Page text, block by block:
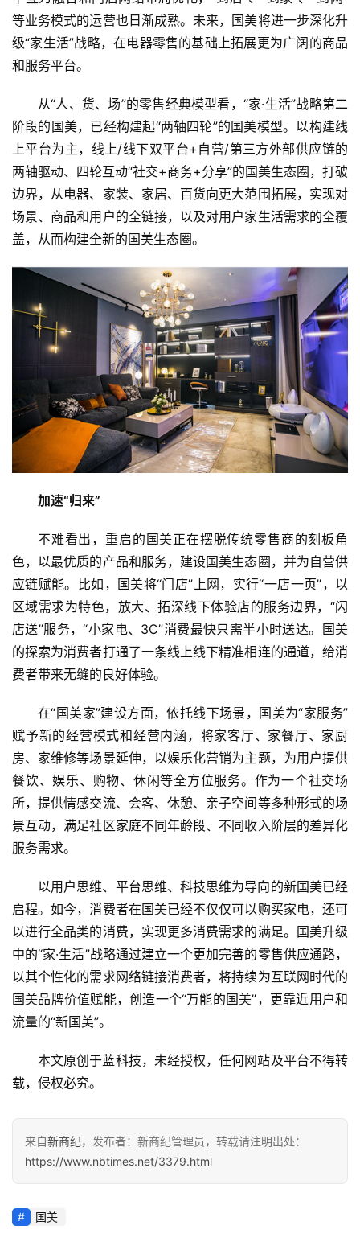
智
能
A
I
科
技
快
讯
创
投
数
新
专
栏
等业务模式的运营也日渐成熟。未来，国美将进一步深化升
级“家生活”战略，在电器零售的基础上拓展更为广阔的商品
和服务平台。
从“人、货、场”的零售经典模型看，“家·生活”战略第二
阶段的国美，已经构建起“两轴四轮”的国美模型。以构建线
上平台为主，线上/线下双平台+自营/第三方外部供应链的
两轴驱动、四轮互动“社交+商务+分享”的国美生态圈，打破
边界，从电器、家装、家居、百货向更大范围拓展，实现对
场景、商品和用户的全链接，以及对用户家生活需求的全覆
盖，从而构建全新的国美生态圈。
加速“归来”
不难看出，重启的国美正在摆脱传统零售商的刻板角
色，以最优质的产品和服务，建设国美生态圈，并为自营供
应链赋能。比如，国美将“门店”上网，实行“一店一页”，以
区域需求为特色，放大、拓深线下体验店的服务边界，“闪
店送”服务，“小家电、3C”消费最快只需半小时送达。国美
的探索为消费者打通了一条线上线下精准相连的通道，给消
费者带来无缝的良好体验。
在“国美家”建设方面，依托线下场景，国美为“家服务”
赋予新的经营模式和经营内涵，将家客厅、家餐厅、家厨
房、家维修等场景延伸，以娱乐化营销为主题，为用户提供
餐饮、娱乐、购物、休闲等全方位服务。作为一个社交场
所，提供情感交流、会客、休憩、亲子空间等多种形式的场
景互动，满足社区家庭不同年龄段、不同收入阶层的差异化
服务需求。
以用户思维、平台思维、科技思维为导向的新国美已经
启程。如今，消费者在国美已经不仅仅可以购买家电，还可
以进行全品类的消费，实现更多消费需求的满足。国美升级
中的“家·生活”战略通过建立一个更加完善的零售供应通路，
以其个性化的需求网络链接消费者，将持续为互联网时代的
国美品牌价值赋能，创造一个“万能的国美”，更靠近用户和
流量的“新国美”。
本文原创于蓝科技，未经授权，任何网站及平台不得转
载，侵权必究。
来自新商纪，发布者：新商纪管理员，转载请注明出处：
https://www.nbtimes.net/3379.html
国美